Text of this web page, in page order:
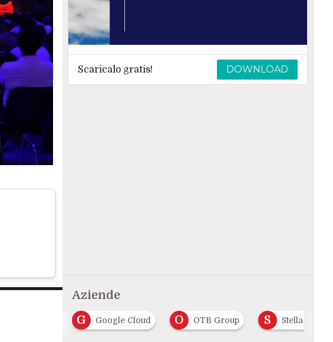
Scaricalo gratis! DOWNLOAD
Aziende
G Google Cloud O OTB Group S Stellantis